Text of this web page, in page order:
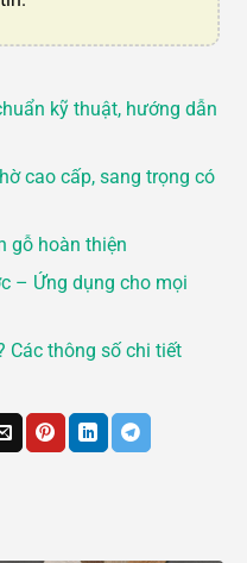
kỹ thuật, hướng dẫn
cao cấp, sang trọng có
gỗ hoàn thiện
– Ứng dụng cho mọi
Các thông số chi tiết